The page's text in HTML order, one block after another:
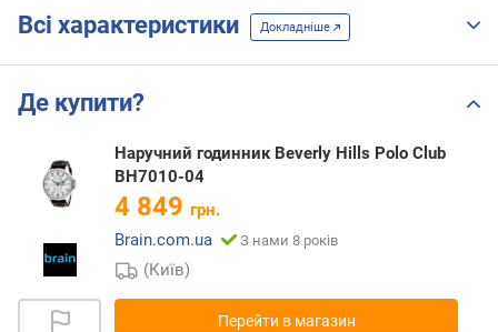
Всі характеристики Докладніше
Де купити?
Наручний годинник Beverly Hills Polo Club
BH7010-04
4 849 грн.
Brain.com.ua
З нами 8 років
(Київ)
Перейти в магазин